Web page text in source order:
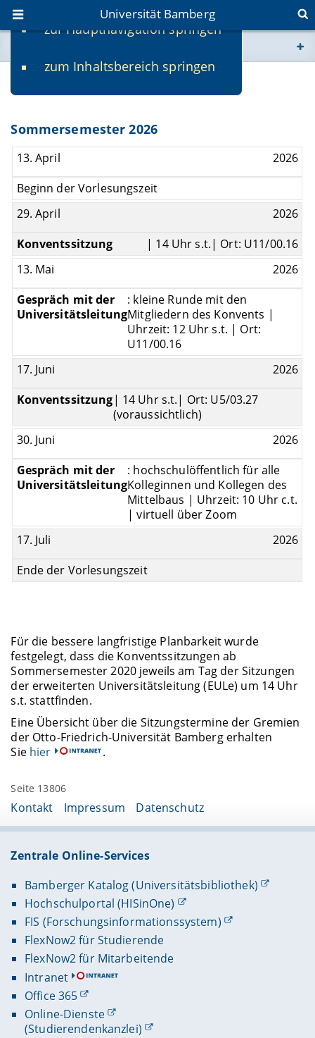
zur Hauptnavigation springen
zum Inhaltsbereich springen
Universität Bamberg
www.uni-bamberg.de
fis.uni-bamberg.de
Termine
Sommersemester 2026
13. April
2026
Beginn der Vorlesungszeit
29. April
2026
Konventssitzung
| 14 Uhr s.t.| Ort: U11/00.16
13. Mai
2026
Gespräch mit der
Universitätsleitung
: kleine Runde mit den
Mitgliedern des Konvents |
Uhrzeit: 12 Uhr s.t. | Ort:
U11/00.16
17. Juni
2026
Konventssitzung| 14 Uhr s.t.| Ort: U5/03.27
(voraussichtlich)
30. Juni
2026
Gespräch mit der
Universitätsleitung
: hochschulöffentlich für alle
Kolleginnen und Kollegen des
Mittelbaus | Uhrzeit: 10 Uhr c.t.
| virtuell über Zoom
17. Juli
2026
Ende der Vorlesungszeit
Für die bessere langfristige Planbarkeit wurde
festgelegt, dass die Konventssitzungen ab
Sommersemester 2020 jeweils am Tag der Sitzungen
der erweiterten Universitätsleitung (EULe) um 14 Uhr
s.t. stattfinden.
Eine Übersicht über die Sitzungstermine der Gremien
der Otto-Friedrich-Universität Bamberg erhalten
Sie hier .
Seite 13806
Kontakt Impressum Datenschutz
Zentrale Online-Services
Bamberger Katalog (Universitätsbibliothek)
Hochschulportal (HISinOne)
FIS (Forschungsinformationssystem)
FlexNow2 für Studierende
FlexNow2 für Mitarbeitende
Intranet
Office 365
Online-Dienste
(Studierendenkanzlei)